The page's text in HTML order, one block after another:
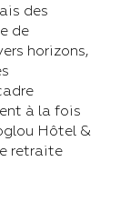
des
de
horizons,
à la fois
Hôtel &
retraite